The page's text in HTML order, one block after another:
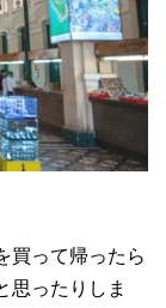
買って帰ったら
思ったりしま